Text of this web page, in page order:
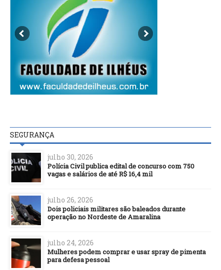
SEGURANÇA
julho 30, 2026
Polícia Civil publica edital de concurso com 750
vagas e salários de até R$ 16,4 mil
julho 26, 2026
Dois policiais militares são baleados durante
operação no Nordeste de Amaralina
julho 24, 2026
Mulheres podem comprar e usar spray de pimenta
para defesa pessoal